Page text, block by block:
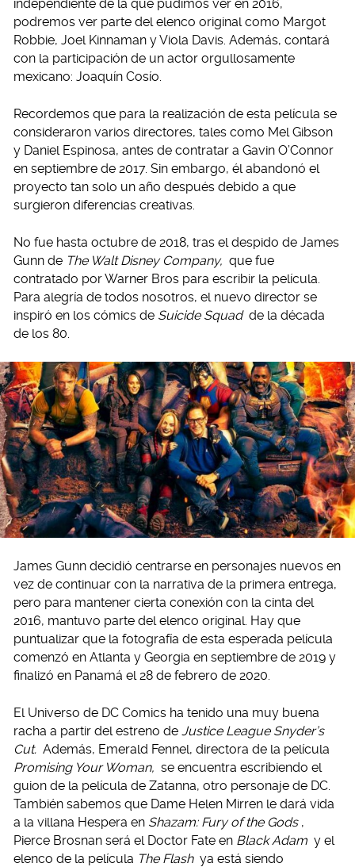
independiente de la que pudimos ver en 2016,
podremos ver parte del elenco original como Margot
Robbie, Joel Kinnaman y Viola Davis. Además, contará
con la participación de un actor orgullosamente
mexicano: Joaquín Cosío.
Recordemos que para la realización de esta película se
consideraron varios directores, tales como Mel Gibson
y Daniel Espinosa, antes de contratar a Gavin O’Connor
en septiembre de 2017. Sin embargo, él abandonó el
proyecto tan solo un año después debido a que
surgieron diferencias creativas.
No fue hasta octubre de 2018, tras el despido de James
Gunn de The Walt Disney Company, que fue
contratado por Warner Bros para escribir la película.
Para alegría de todos nosotros, el nuevo director se
inspiró en los cómics de Suicide Squad de la década
de los 80.
James Gunn decidió centrarse en personajes nuevos en
vez de continuar con la narrativa de la primera entrega,
pero para mantener cierta conexión con la cinta del
2016, mantuvo parte del elenco original. Hay que
puntualizar que la fotografía de esta esperada película
comenzó en Atlanta y Georgia en septiembre de 2019 y
finalizó en Panamá el 28 de febrero de 2020.
El Universo de DC Comics ha tenido una muy buena
racha a partir del estreno de Justice League Snyder’s
Cut. Además, Emerald Fennel, directora de la película
Promising Your Woman, se encuentra escribiendo el
guion de la película de Zatanna, otro personaje de DC.
También sabemos que Dame Helen Mirren le dará vida
a la villana Hespera en Shazam: Fury of the Gods ,
Pierce Brosnan será el Doctor Fate en Black Adam y el
elenco de la película The Flash ya está siendo